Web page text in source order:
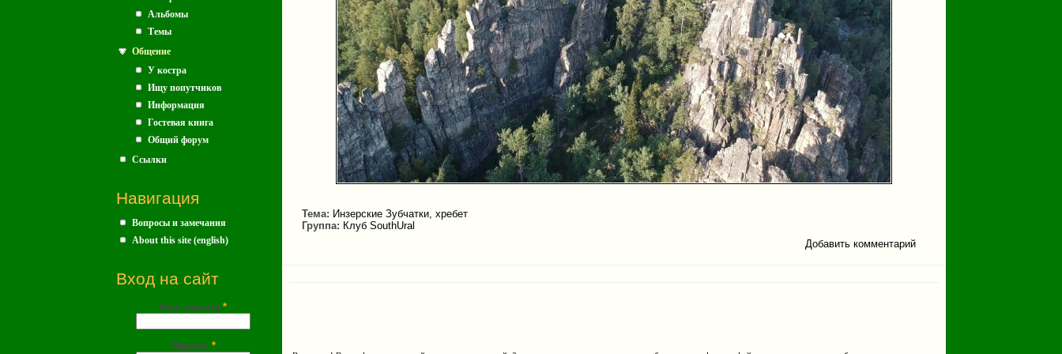
Альбомы
Темы
Общение
У костра
Ищу попутчиков
Информация
Гостевая книга
Общий форум
Ссылки
Навигация
Вопросы и замечания
About this site (english)
Вход на сайт
Имя (почта) *
Пароль *
Тема: Инзерские Зубчатки, хребет
Группа: Клуб SouthUral
Добавить комментарий